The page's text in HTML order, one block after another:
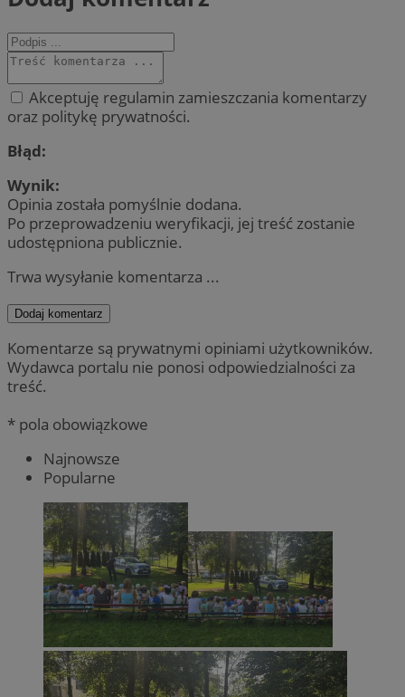
Akceptuję regulamin zamieszczania komentarzy
oraz politykę prywatności.
Błąd:
Wynik:
Opinia została pomyślnie dodana.
Po przeprowadzeniu weryfikacji, jej treść zostanie
udostępniona publicznie.
Trwa wysyłanie komentarza ...
Dodaj komentarz
Komentarze są prywatnymi opiniami użytkowników.
Wydawca portalu nie ponosi odpowiedzialności za
treść.
* pola obowiązkowe
Najnowsze
Popularne